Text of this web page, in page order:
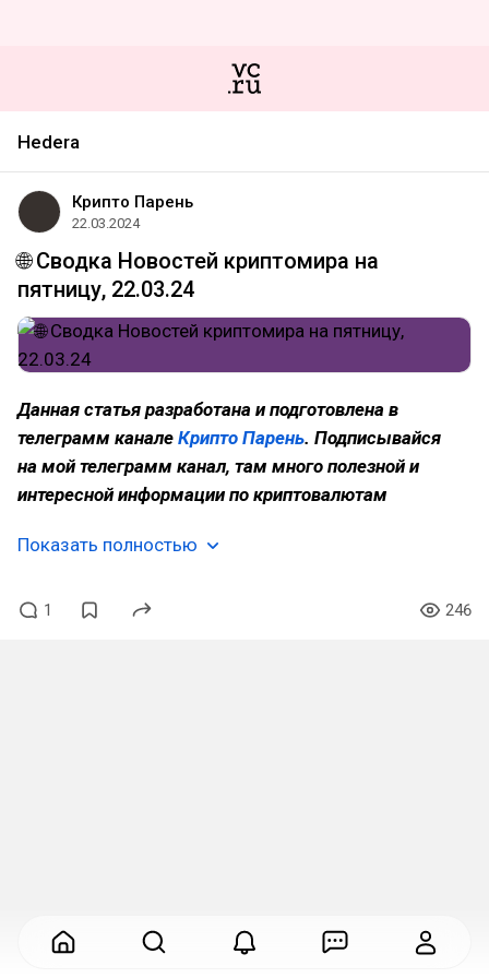
Hedera
Крипто Парень
22.03.2024
🌐 Сводка Новостей криптомира на
пятницу, 22.03.24
Данная статья разработана и подготовлена в
телеграмм канале Крипто Парень. Подписывайся
на мой телеграмм канал, там много полезной и
интересной информации по криптовалютам
Показать полностью
1 246